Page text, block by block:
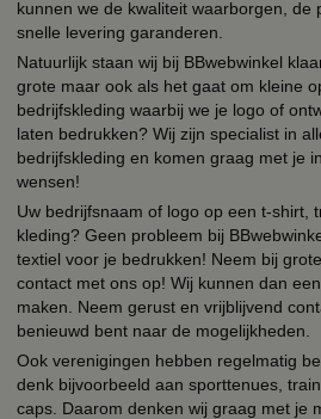
kunnen we de kwaliteit waarborgen, de
snelle levering garanderen.
Natuurlijk staan wij bij BBwebwinkel
grote maar ook als het gaat om kleine
bedrijfskleding waarbij we je logo of
laten bedrukken? Wij zijn specialist in
bedrijfskleding en komen graag met je
wensen!
Uw bedrijfsnaam of logo op een t-shirt,
kleding? Geen probleem bij
textiel voor je bedrukken! Neem bij
contact met ons op! Wij kunnen dan
maken. Neem gerust en vrijblijvend
benieuwd bent naar de mogelijkheden.
Ook verenigingen hebben regelmatig
denk bijvoorbeeld aan sporttenues,
caps. Daarom denken wij graag met je